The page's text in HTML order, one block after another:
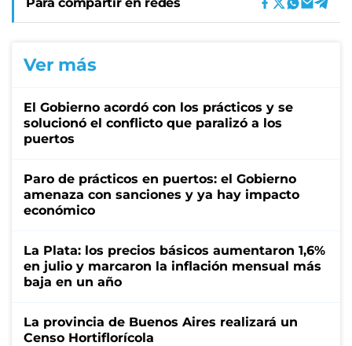
Ver más
El Gobierno acordó con los prácticos y se
solucionó el conflicto que paralizó a los
puertos
Paro de prácticos en puertos: el Gobierno
amenaza con sanciones y ya hay impacto
económico
La Plata: los precios básicos aumentaron 1,6%
en julio y marcaron la inflación mensual más
baja en un año
La provincia de Buenos Aires realizará un
Censo Hortiflorícola